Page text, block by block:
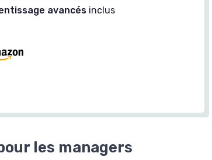
avancés inclus
les managers